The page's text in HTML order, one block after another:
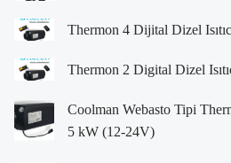
Thermon 4 Dijital Dizel
Thermon 2 Digital Dizel
Coolman Webasto Tipi
5 kW (12-24V)